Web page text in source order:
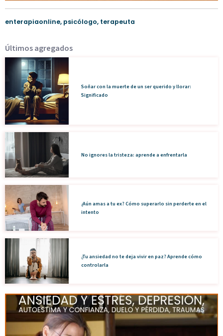
enterapiaonline, psicólogo, terapeuta
Últimos agregados
Soñar con la muerte de un ser querido y llorar:
Significado
No ignores la tristeza: aprende a enfrentarla
¿Aún amas a tu ex? Cómo superarlo sin perderte en el
intento
¿Tu ansiedad no te deja vivir en paz? Aprende cómo
controlarla